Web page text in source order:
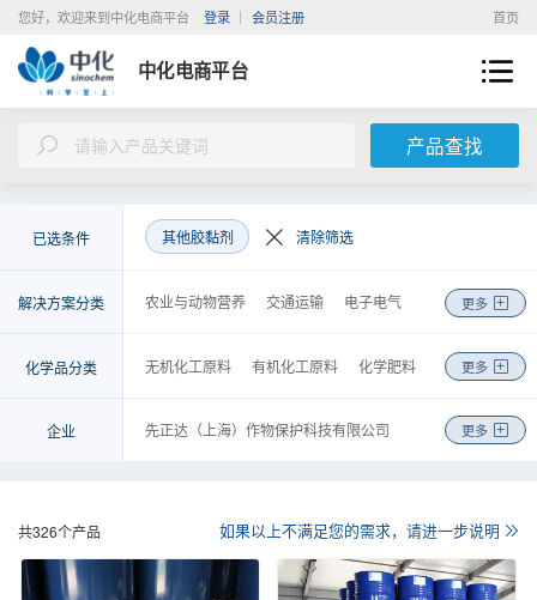
首页
您好，欢迎来到中化电商平台 登录 会员注册
中化电商平台
产品查找
已选条件 其他胶黏剂 清除筛选
解决方案分类 农业与动物营养 交通运输
电子电气
医疗与健康
美容与个人护理
皮革纺织
检测
物流 商务 咨询 工程
更多
化学品分类 无机化工原料 有机化工原料
化学肥料
染料及有机颜料
化学试剂
金属制品、机械和设备
橡胶制品
催化剂及各种化学助剂
其他化工产品
信息用化学品
更多
企业
先正达（上海）作物保护科技有限公司
中化化工科学技术研究总院有限公司
中化化肥控股有限公司
江苏扬农化工集团有限公司
更多
共326个产品 如果以上不满足您的需求，请进一步说明